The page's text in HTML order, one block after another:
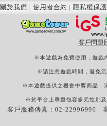
關於我們 | 使用者合約 | 隱私權保護
客戶問題
※本遊戲為免費使用，遊戲
※請注意遊戲時間，避免
※本遊戲提供之機會中獎商品，
※於平台上尊重包容多元性別
客戶服務傳真：02-22996996